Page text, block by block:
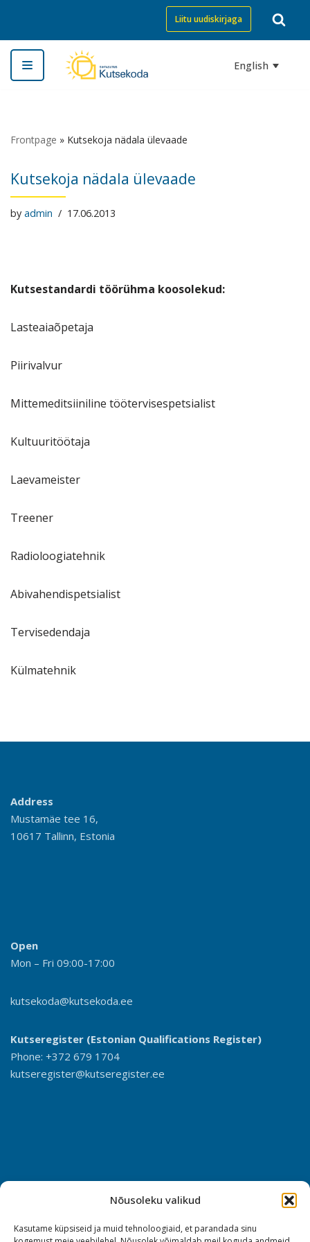
Nõusoleku valikud
Kasutame küpsiseid ja muid tehnoloogiaid, et parandada sinu
Skip
to
content
Liitu uudiskirjaga
English
Frontpage » Kutsekoja nädala ülevaade
Kutsekoja nädala ülevaade
by admin 17.06.2013
Kutsestandardi töörühma koosolekud:
Lasteaiaõpetaja
Piirivalvur
Mittemeditsiiniline töötervisespetsialist
Kultuuritöötaja
Laevameister
Treener
Radioloogiatehnik
Abivahendispetsialist
Tervisedendaja
Külmatehnik
Address
Mustamäe tee 16,
10617 Tallinn, Estonia
Open
Mon – Fri 09:00-17:00
kutsekoda@kutsekoda.ee
Kutseregister (Estonian Qualifications Register)
Phone: +372 679 1704
kutseregister@kutseregister.ee